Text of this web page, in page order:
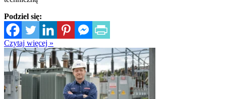
Podziel się:
Czytaj więcej »